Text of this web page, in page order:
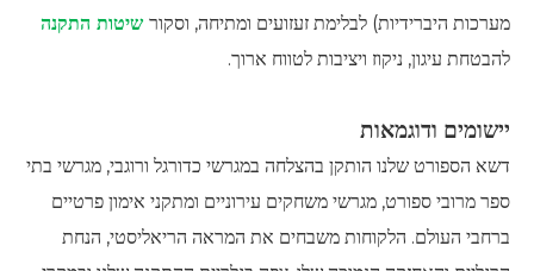
מערכות היברידיות) לבלימת זעזועים ומתיחה, וסקור שיטות התקנה
להבטחת עיגון, ניקוז ויציבות לטווח ארוך.
יישומים ודוגמאות
דשא הספורט שלנו הותקן בהצלחה במגרשי כדורגל ורוגבי, מגרשי בתי
ספר מרובי ספורט, מגרשי משחקים עירוניים ומתקני אימון פרטיים
ברחבי העולם. הלקוחות משבחים את המראה הריאליסטי, הנחת